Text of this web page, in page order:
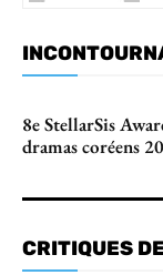
8e StellarSis
dramas coréens
CRITIQUES